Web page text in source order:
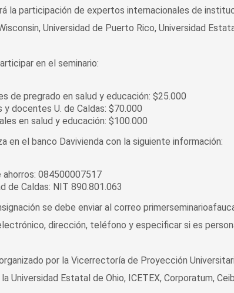
la participación de expertos internacionales de
Universidad de Puerto Rico, Universidad
en el seminario:
de pregrado en salud y educación: $25.000
y docentes U. de Caldas: $70.000
en salud y educación: $100.000
en el banco Davivienda con la siguiente información:
ahorros: 084500007517
de Caldas: NIT 890.801.063
se debe enviar al correo
dirección, teléfono y especificar si es
por la Vicerrectoría de Proyección
Universidad Estatal de Ohio, ICETEX, Corporatum,